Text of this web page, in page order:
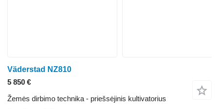
Väderstad NZ810
5 850 €
Žemės dirbimo technika - priešsėjinis kultivatorius